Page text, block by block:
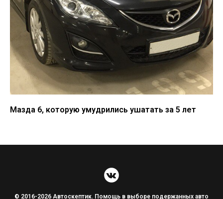
Мазда 6, которую умудрились ушатать за 5 лет
© 2016-2026 Автоскептик. Помощь в выборе подержанных авто